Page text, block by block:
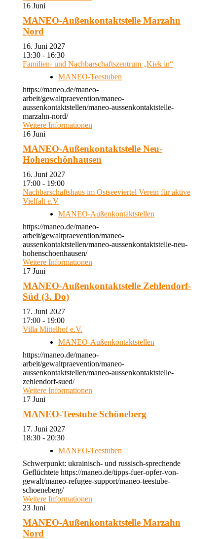
16 Juni
MANEO-Außenkontaktstelle Marzahn
Nord
16. Juni 2027
13:30 - 16:30
Familien- und Nachbarschaftszentrum „Kiek in“
MANEO-Teestuben
https://maneo.de/maneo-
arbeit/gewaltpraevention/maneo-
aussenkontaktstellen/maneo-aussenkontaktstelle-
marzahn-nord/
Weitere Informationen
16 Juni
MANEO-Außenkontaktstelle Neu-
Hohenschönhausen
16. Juni 2027
17:00 - 19:00
Nachbarschaftshaus im Ostseeviertel Verein für aktive
Vielfalt e.V
MANEO-Außenkontaktstellen
https://maneo.de/maneo-
arbeit/gewaltpraevention/maneo-
aussenkontaktstellen/maneo-aussenkontaktstelle-neu-
hohenschoenhausen/
Weitere Informationen
17 Juni
MANEO-Außenkontaktstelle Zehlendorf-
Süd (3. Do)
17. Juni 2027
17:00 - 19:00
Villa Mittelhof e.V.
MANEO-Außenkontaktstellen
https://maneo.de/maneo-
arbeit/gewaltpraevention/maneo-
aussenkontaktstellen/maneo-aussenkontaktstelle-
zehlendorf-sued/
Weitere Informationen
17 Juni
MANEO-Teestube Schöneberg
17. Juni 2027
18:30 - 20:30
MANEO-Teestuben
Schwerpunkt: ukrainisch- und russisch-sprechende
Geflüchtete https://maneo.de/tipps-fuer-opfer-von-
gewalt/maneo-refugee-support/maneo-teestube-
schoeneberg/
Weitere Informationen
23 Juni
MANEO-Außenkontaktstelle Marzahn
Nord